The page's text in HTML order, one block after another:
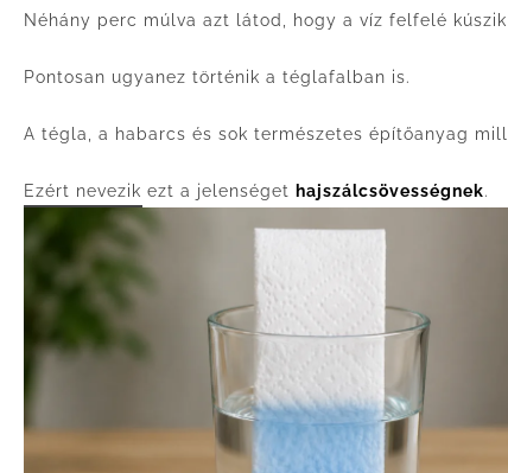
Néhány perc múlva azt látod, hogy a víz felfelé
Pontosan ugyanez történik a téglafalban is.
A tégla, a habarcs és sok természetes építőanyag
Ezért nevezik ezt a jelenséget hajszálcsövességnek.